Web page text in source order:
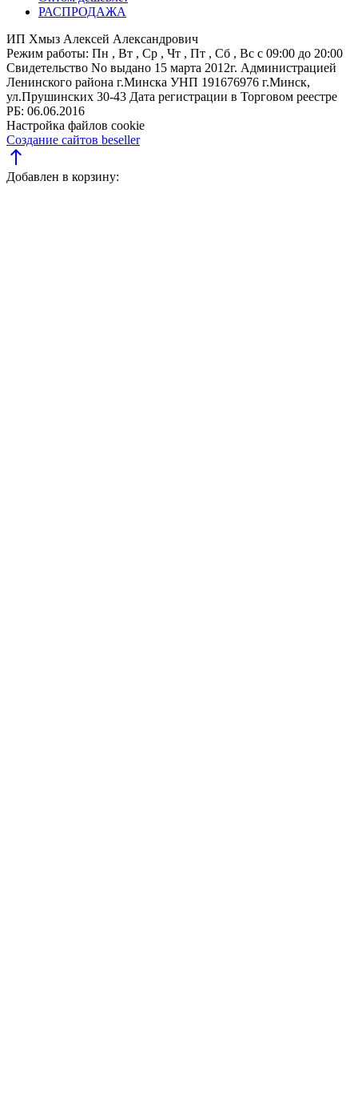
РАСПРОДАЖА
ИП Хмыз Алексей Александрович
Режим работы: Пн , Вт , Ср , Чт , Пт , Сб , Вс c 09:00 до 20:00
Свидетельство No выдано 15 марта 2012г. Администрацией
Ленинского района г.Минска УНП 191676976 г.Минск,
ул.Прушинских 30-43 Дата регистрации в Торговом реестре
РБ: 06.06.2016
Настройка файлов cookie
Создание сайтов beseller
north
Добавлен в корзину: